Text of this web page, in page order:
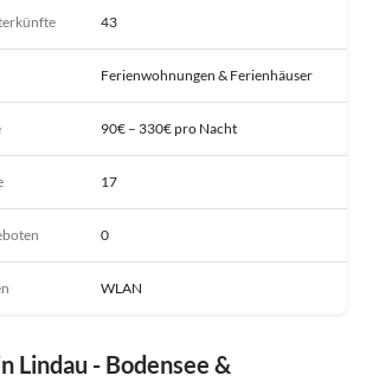
43
Ferienwohnungen & Ferienhäuser
90€ – 330€ pro Nacht
17
0
WLAN
Lindau - Bodensee &